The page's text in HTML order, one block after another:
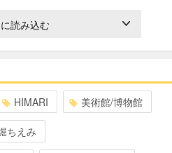
読み込む
HIMARI 美術館/博物館
ちえみ